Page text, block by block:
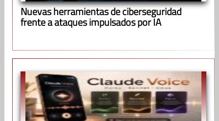
Nuevas herramientas de ciberseguridad
frente a ataques impulsados por IA